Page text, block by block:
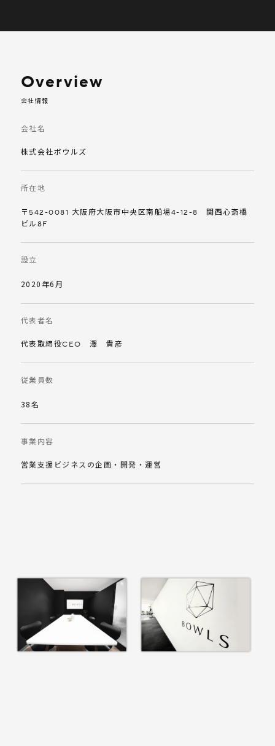
Overview
会社情報
会社名
株式会社ボウルズ
所在地
〒542-0081 大阪府大阪市中央区南船場4-12-8 関西心斎橋
ビル8F
設立
2020年6月
代表者名
代表取締役CEO 澤 貴彦
従業員数
38名
事業内容
営業支援ビジネスの企画・開発・運営